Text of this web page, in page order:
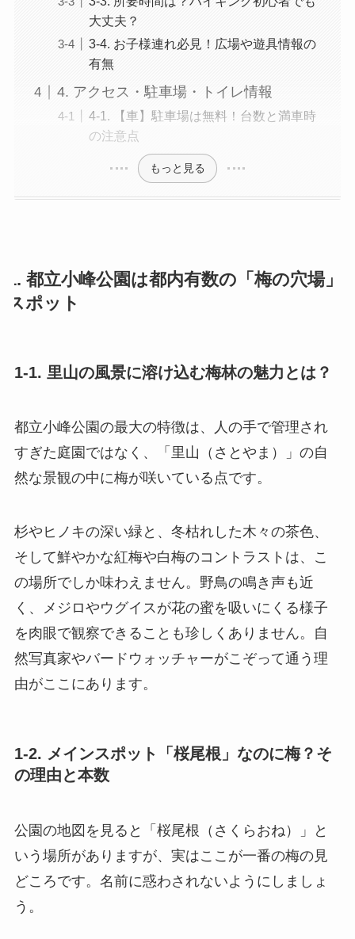
大丈夫？
3-4. お子様連れ必見！広場や遊具情報の
有無
4. アクセス・駐車場・トイレ情報
4-1. 【車】駐車場は無料！台数と満車時
の注意点
もっと見る
1. 都立小峰公園は都内有数の「梅の穴場」
スポット
1-1. 里山の風景に溶け込む梅林の魅力とは？
都立小峰公園の最大の特徴は、人の手で管理され
すぎた庭園ではなく、「里山（さとやま）」の自
然な景観の中に梅が咲いている点です。
杉やヒノキの深い緑と、冬枯れした木々の茶色、
そして鮮やかな紅梅や白梅のコントラストは、こ
の場所でしか味わえません。野鳥の鳴き声も近
く、メジロやウグイスが花の蜜を吸いにくる様子
を肉眼で観察できることも珍しくありません。自
然写真家やバードウォッチャーがこぞって通う理
由がここにあります。
1-2. メインスポット「桜尾根」なのに梅？そ
の理由と本数
公園の地図を見ると「桜尾根（さくらおね）」と
いう場所がありますが、実はここが一番の梅の見
どころです。名前に惑わされないようにしましょ
う。